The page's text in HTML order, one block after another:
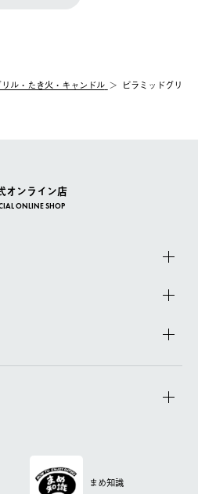
き、ご希望商品を再注文してくだ
リル・たき火・キャンドル
ピラミッドグリ
オンライン店
ONLINE SHOP
まめ知識